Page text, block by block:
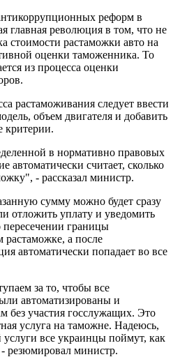
реформ в
главная революция в том, что не
стоимости растаможки авто на
оценки таможенника. То
из процесса оценки
растаможивания следует ввести
объем двигателя и добавить
критерии.
в нормативно правовых
автоматически считает, сколько
- рассказал министр.
сумму можно будет сразу
отложить уплату и уведомить
пересечении границы
а после
автоматически попадает во все
за то, чтобы все
автоматизированы и
без участия госслужащих. Это
услуга на таможне. Надеюсь,
услуги все украинцы поймут, как
резюмировал министр.